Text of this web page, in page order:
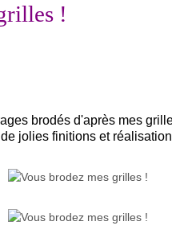
!
brodés d'après mes
jolies finitions et